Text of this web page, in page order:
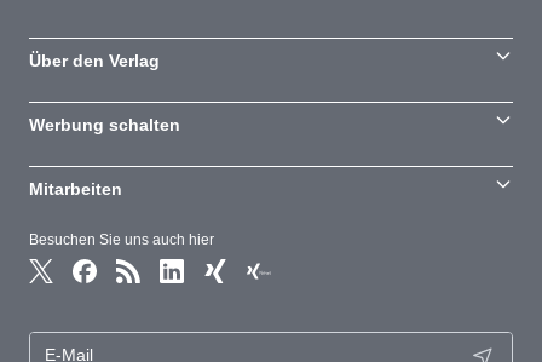
Besuchen Sie uns auch hier
Über den Verlag
Werbung schalten
Mitarbeiten